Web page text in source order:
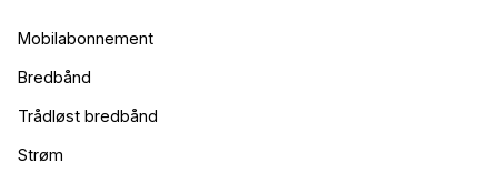
Mobilabonnement
Bredbånd
Trådløst bredbånd
Strøm